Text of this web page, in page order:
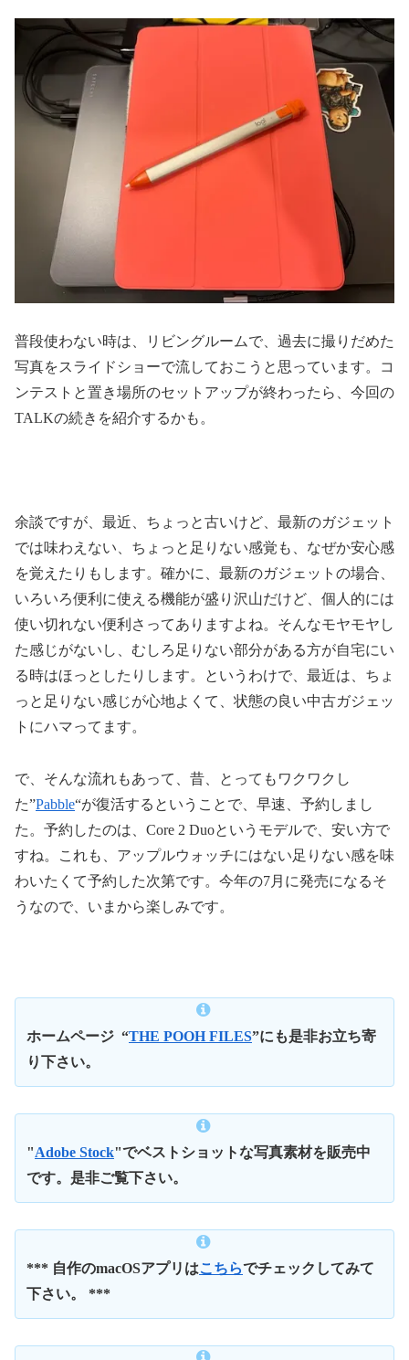
普段使わない時は、リビングルームで、過去に撮りだめた
写真をスライドショーで流しておこうと思っています。コ
ンテストと置き場所のセットアップが終わったら、今回の
TALKの続きを紹介するかも。
余談ですが、最近、ちょっと古いけど、最新のガジェット
では味わえない、ちょっと足りない感覚も、なぜか安心感
を覚えたりもします。確かに、最新のガジェットの場合、
いろいろ便利に使える機能が盛り沢山だけど、個人的には
使い切れない便利さってありますよね。そんなモヤモヤし
た感じがないし、むしろ足りない部分がある方が自宅にい
る時はほっとしたりします。というわけで、最近は、ちょ
っと足りない感じが心地よくて、状態の良い中古ガジェッ
トにハマってます。
で、そんな流れもあって、昔、とってもワクワクし
た”Pabble“が復活するということで、早速、予約しまし
た。予約したのは、Core 2 Duoというモデルで、安い方で
すね。これも、アップルウォッチにはない足りない感を味
わいたくて予約した次第です。今年の7月に発売になるそ
うなので、いまから楽しみです。
ホームページ “THE POOH FILES”にも是非お立ち寄
り下さい。
"Adobe Stock"でベストショットな写真素材を販売中
です。是非ご覧下さい。
*** 自作のmacOSアプリはこちらでチェックしてみて
下さい。 ***